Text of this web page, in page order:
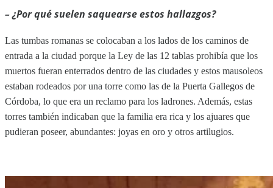
– ¿Por qué suelen saquearse estos hallazgos?
Las tumbas romanas se colocaban a los lados de los caminos de
entrada a la ciudad porque la Ley de las 12 tablas prohibía que los
muertos fueran enterrados dentro de las ciudades y estos mausoleos
estaban rodeados por una torre como las de la Puerta Gallegos de
Córdoba, lo que era un reclamo para los ladrones. Además, estas
torres también indicaban que la familia era rica y los ajuares que
pudieran poseer, abundantes: joyas en oro y otros artilugios.